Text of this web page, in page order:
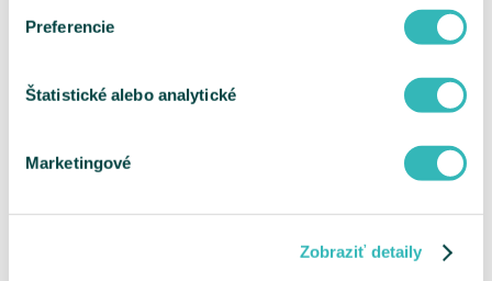
Preferencie
Štatistické alebo analytické
Marketingové
Zobraziť detaily
Technická podpora
Sledujte nás
LinkedIn
Stiahnite si našu aplikáciu
Stiahnite si mobilnú aplikáciu VšZP z App Store